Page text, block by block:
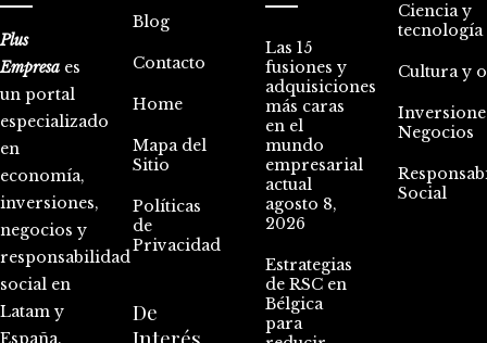
Plus
Empresa es
un portal
especializado
en
economía,
inversiones,
negocios y
responsabilidad
social en
Latam y
España.
Blog
Contacto
Home
Mapa del
Sitio
Políticas
de
Privacidad
De
Las 15
fusiones y
adquisiciones
más caras
en el
mundo
empresarial
actual
agosto 8,
2026
Estrategias
de RSC en
Bélgica
para
Ciencia y
tecnología
Cultura y
Negocios
Social